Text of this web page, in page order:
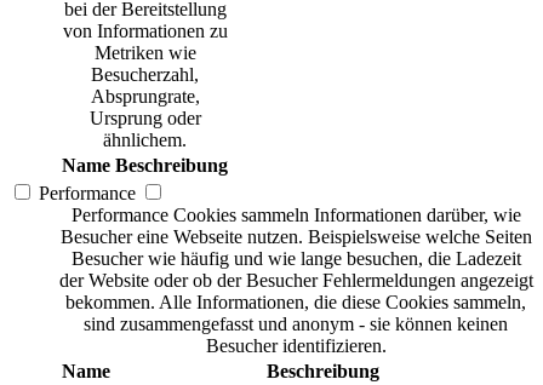
bei der Bereitstellung
von Informationen zu
Metriken wie
Besucherzahl,
Absprungrate,
Ursprung oder
ähnlichem.
Name Beschreibung
Performance
Performance Cookies sammeln Informationen darüber, wie
Besucher eine Webseite nutzen. Beispielsweise welche Seiten
Besucher wie häufig und wie lange besuchen, die Ladezeit
der Website oder ob der Besucher Fehlermeldungen angezeigt
bekommen. Alle Informationen, die diese Cookies sammeln,
sind zusammengefasst und anonym - sie können keinen
Besucher identifizieren.
Name
Beschreibung